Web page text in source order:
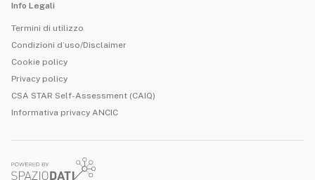
Info Legali
Termini di utilizzo
Condizioni d’uso/Disclaimer
Cookie policy
Privacy policy
CSA STAR Self-Assessment (CAIQ)
Informativa privacy ANCIC